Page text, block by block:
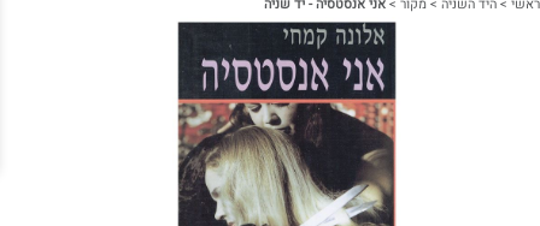
ראשי >היד השניה >מקור >אני אנסטסיה - יד שניה